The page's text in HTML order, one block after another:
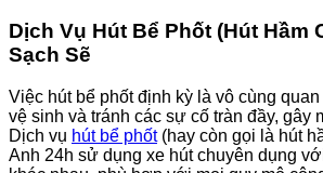
Dịch Vụ Hút Bể Phốt (Hút Hầm
Sạch Sẽ
Việc hút bể phốt định kỳ là vô cùng
vệ sinh và tránh các sự cố tràn đầy, gây
Dịch vụ hút bể phốt(hay còn gọi là hút
Anh 24h sử dụng xe hút chuyên dụng